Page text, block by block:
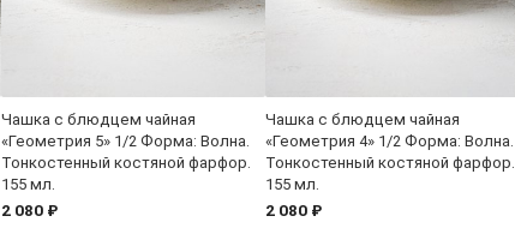
Чашка с блюдцем чайная
«Геометрия 5» 1/2 Форма: Волна.
Тонкостенный костяной фарфор.
155 мл.
2 080 ₽
Чашка с блюдцем чайная
«Геометрия 4» 1/2 Форма: Волна.
Тонкостенный костяной фарфор.
155 мл.
2 080 ₽